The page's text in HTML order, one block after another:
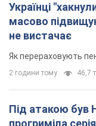
Українці
масово
не вистачає
Як перераховують
2 години тому 46,7
Під атакою був